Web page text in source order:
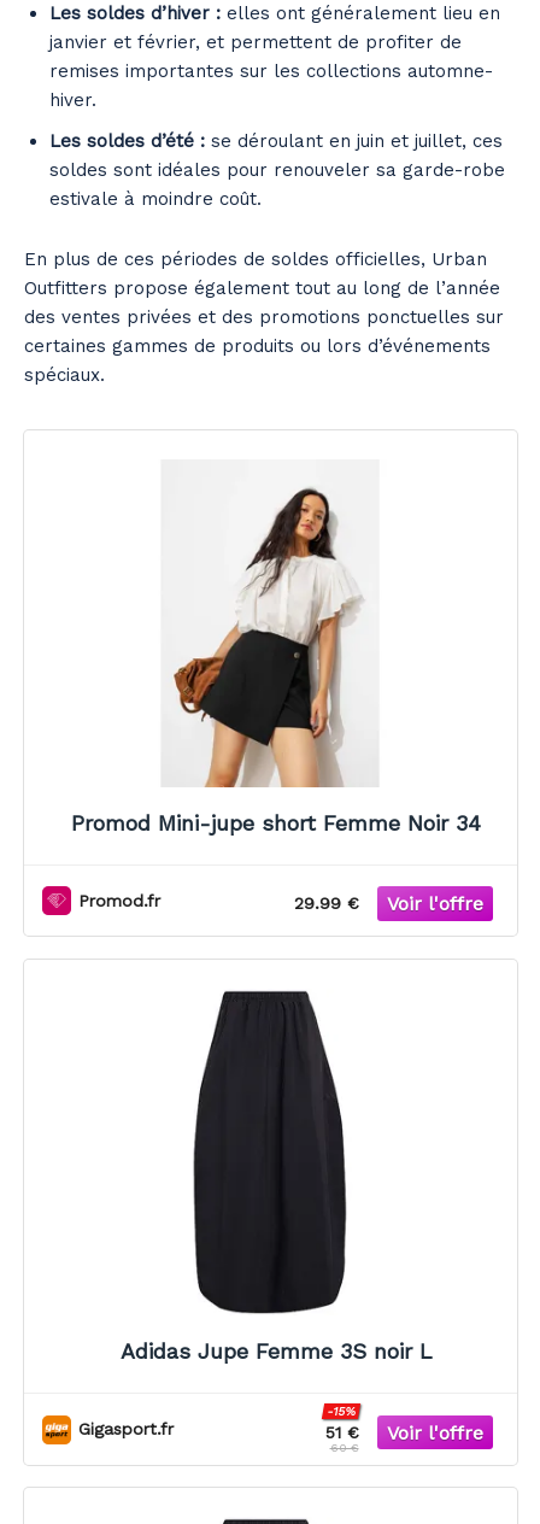
Les soldes d’hiver : elles ont généralement lieu en
janvier et février, et permettent de profiter de
remises importantes sur les collections automne-
hiver.
Les soldes d’été : se déroulant en juin et juillet, ces
soldes sont idéales pour renouveler sa garde-robe
estivale à moindre coût.
En plus de ces périodes de soldes officielles, Urban
Outfitters propose également tout au long de l’année
des ventes privées et des promotions ponctuelles sur
certaines gammes de produits ou lors d’événements
spéciaux.
Promod Mini-jupe short Femme Noir 34
Promod.fr 29.99 €
Adidas Jupe Femme 3S noir L
Gigasport.fr 51 €
-15%
60 €